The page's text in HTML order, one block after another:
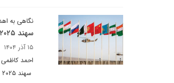
نگاهی به
سهند ۲۰۲۵: یک رزمایش بین المللی و چند پیام راهبردی
۱۵ آذر ۱۴۰۴
احمد